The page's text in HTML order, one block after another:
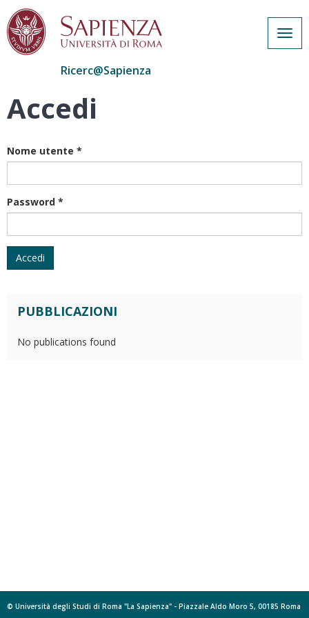
Salta
Ricerc@Sapienza
Accedi
Nome utente *
Password *
Accedi
PUBBLICAZIONI
No publications found
© Università degli Studi di Roma "La Sapienza" - Piazzale Aldo Moro 5, 00185 Roma